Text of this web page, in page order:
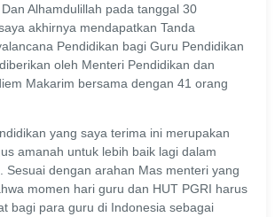
Alhamdulillah pada tanggal 30
akhirnya mendapatkan Tanda
Pendidikan bagi Guru Pendidikan
oleh Menteri Pendidikan dan
Makarim bersama dengan 41 orang
yang saya terima ini merupakan
amanah untuk lebih baik lagi dalam
Sesuai dengan arahan Mas menteri yang
momen hari guru dan HUT PGRI harus
bagi para guru di Indonesia sebagai